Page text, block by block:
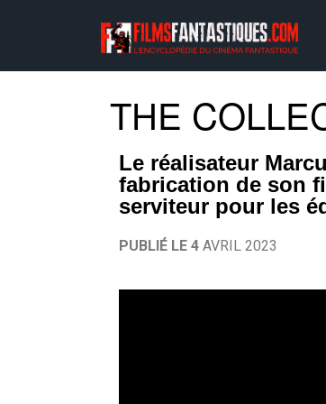
THE
Le réalisateur
fabrication de son
serviteur pour les
PUBLIÉ LE 4 AVRIL 2023